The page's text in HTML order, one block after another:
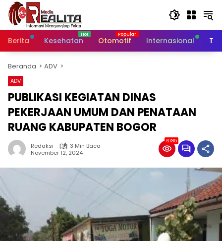
Langsung
konten
Berita
Kesehatan Otomotif Internasional
Beranda ADV
ADV
PUBLIKASI KEGIATAN DINAS
PEKERJAAN UMUM DAN PENATAAN
RUANG KABUPATEN BOGOR
Redaksi
3 Min Baca
November 12, 2024
6785